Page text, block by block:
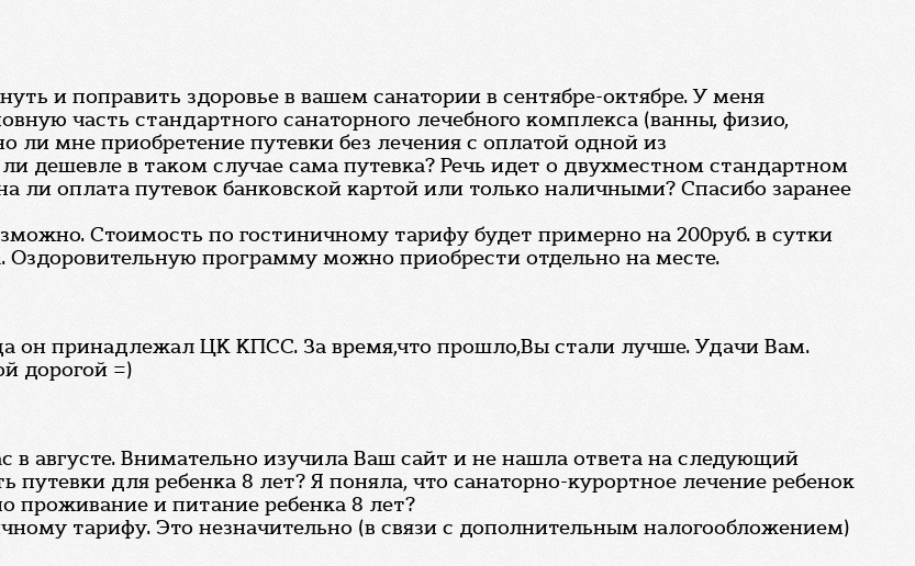
и поправить здоровье в вашем санатории в сентябре-октябре. У меня
часть стандартного санаторного лечебного комплекса (ванны, физио,
мне приобретение путевки без лечения с оплатой одной из
дешевле в таком случае сама путевка? Речь идет о двухместном стандартном
ли оплата путевок банковской картой или только наличными? Спасибо заранее
Стоимость по гостиничному тарифу будет примерно на 200руб. в сутки
программу можно приобрести отдельно на месте.
он принадлежал ЦК КПСС. За время,что прошло,Вы стали лучше. Удачи Вам.
дорогой =)
в августе. Внимательно изучила Ваш сайт и не нашла ответа на следующий
путевки для ребенка 8 лет? Я поняла, что санаторно-курортное лечение ребенок
проживание и питание ребенка 8 лет?
тарифу. Это незначительно (в связи с дополнительным налогообложением)